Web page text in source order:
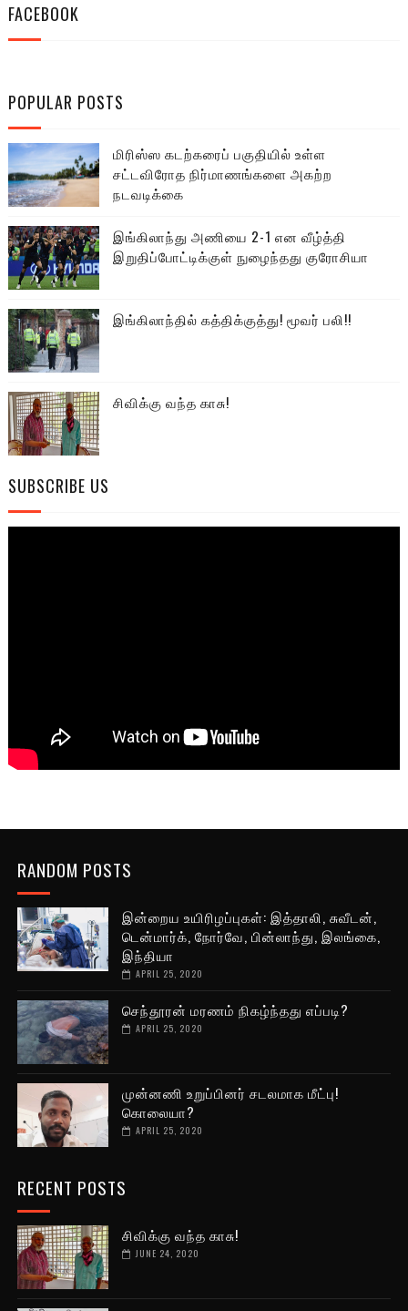
FACEBOOK
POPULAR POSTS
மிரிஸ்ஸ கடற்கரைப் பகுதியில் உள்ள
சட்டவிரோத நிர்மாணங்களை அகற்ற
நடவடிக்கை
இங்கிலாந்து அணியை 2-1 என வீழ்த்தி
இறுதிப்போட்டிக்குள் நுழைந்தது குரோசியா
இங்கிலாந்தில் கத்திக்குத்து! மூவர் பலி!!
சிவிக்கு வந்த காசு!
SUBSCRIBE US
RANDOM POSTS
இன்றைய உயிரிழப்புகள்: இத்தாலி, சுவீடன்,
டென்மார்க், நோர்வே, பின்லாந்து, இலங்கை,
இந்தியா
APRIL 25, 2020
செந்தூரன் மரணம் நிகழ்ந்தது எப்படி?
APRIL 25, 2020
முன்னணி உறுப்பினர் சடலமாக மீட்பு!
கொலையா?
APRIL 25, 2020
RECENT POSTS
சிவிக்கு வந்த காசு!
JUNE 24, 2020